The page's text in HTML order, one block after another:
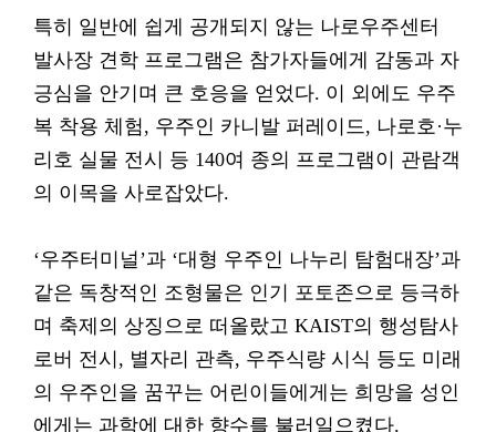
특히 일반에 쉽게 공개되지 않는 나로우주센터
발사장 견학 프로그램은 참가자들에게 감동과 자
긍심을 안기며 큰 호응을 얻었다. 이 외에도 우주
복 착용 체험, 우주인 카니발 퍼레이드, 나로호·누
리호 실물 전시 등 140여 종의 프로그램이 관람객
의 이목을 사로잡았다.
‘우주터미널’과 ‘대형 우주인 나누리 탐험대장’과
같은 독창적인 조형물은 인기 포토존으로 등극하
며 축제의 상징으로 떠올랐고 KAIST의 행성탐사
로버 전시, 별자리 관측, 우주식량 시식 등도 미래
의 우주인을 꿈꾸는 어린이들에게는 희망을 성인
에게는 과학에 대한 향수를 불러일으켰다.